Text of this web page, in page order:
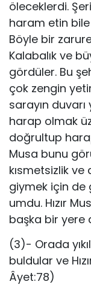
öleceklerdi.
haram etin
Böyle bir
Kalabalık ve
gördüler. Bu
çok zengin
sarayın duvarı
harap olmak
doğrultup
Musa bunu
kısmetsizlik
giymek için de
umdu. Hızır
başka bir yere
(3)- Orada
buldular ve
Âyet:78)